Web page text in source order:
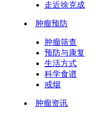
走近徐克成
肿瘤预防
肿瘤筛查
预防与康复
生活方式
科学食谱
戒烟
肿瘤资讯